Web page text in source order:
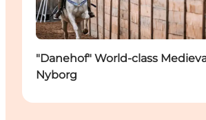
"Danehof" World-class
Nyborg